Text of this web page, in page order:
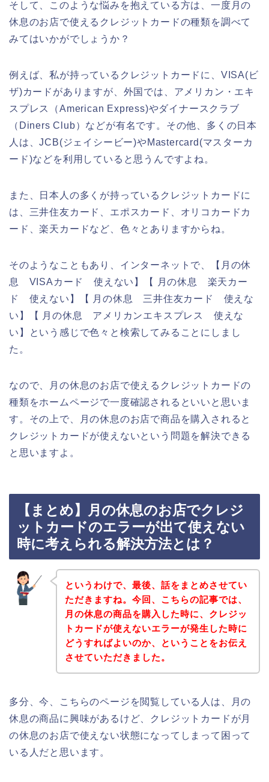
そして、このような悩みを抱えている方は、一度月の
休息のお店で使えるクレジットカードの種類を調べて
みてはいかがでしょうか？
例えば、私が持っているクレジットカードに、VISA(ビ
ザ)カードがありますが、外国では、アメリカン・エキ
スプレス（American Express)やダイナースクラブ
（Diners Club）などが有名です。その他、多くの日本
人は、JCB(ジェイシービー)やMastercard(マスターカ
ード)などを利用していると思うんですよね。
また、日本人の多くが持っているクレジットカードに
は、三井住友カード、エポスカード、オリコカードカ
ード、楽天カードなど、色々とありますからね。
そのようなこともあり、インターネットで、【月の休
息 VISAカード 使えない】【 月の休息 楽天カー
ド 使えない】【 月の休息 三井住友カード 使えな
い】【 月の休息 アメリカンエキスプレス 使えな
い】という感じで色々と検索してみることにしまし
た。
なので、月の休息のお店で使えるクレジットカードの
種類をホームページで一度確認されるといいと思いま
す。その上で、月の休息のお店で商品を購入されると
クレジットカードが使えないという問題を解決できる
と思いますよ。
【まとめ】月の休息のお店でクレジ
ットカードのエラーが出て使えない
時に考えられる解決方法とは？
というわけで、最後、話をまとめさせてい
ただきますね。今回、こちらの記事では、
月の休息の商品を購入した時に、クレジッ
トカードが使えないエラーが発生した時に
どうすればよいのか、ということをお伝え
させていただきました。
多分、今、こちらのページを閲覧している人は、月の
休息の商品に興味があるけど、クレジットカードが月
の休息のお店で使えない状態になってしまって困って
いる人だと思います。